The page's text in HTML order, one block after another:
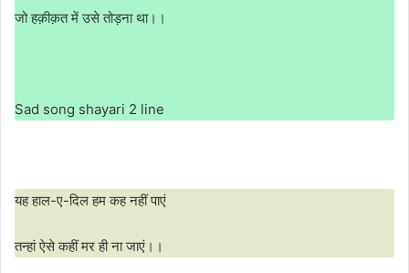
जो हक़ीक़त में उसे तोड़ना था।।
Sad song shayari 2 line
यह हाल-ए-दिल हम कह नहीं पाएं
तन्हां ऐसे कहीं मर ही ना जाएं।।